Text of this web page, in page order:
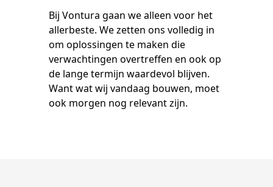
Bij Vontura gaan we alleen voor het
allerbeste. We zetten ons volledig in
om oplossingen te maken die
verwachtingen overtreffen en ook op
de lange termijn waardevol blijven.
Want wat wij vandaag bouwen, moet
ook morgen nog relevant zijn.